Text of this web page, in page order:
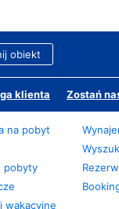
obiekt
klienta Zostań
na pobyt
pobyty
wakacyjne